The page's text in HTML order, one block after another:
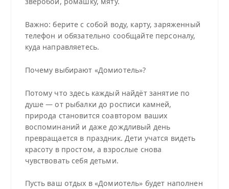
Важно: берите с собой воду, карту, заряженный
телефон и обязательно сообщайте персоналу,
куда направляетесь.
Почему выбирают «Домиотель»?
Потому что здесь каждый найдёт занятие по
душе — от рыбалки до росписи камней,
природа становится соавтором ваших
воспоминаний и даже дождливый день
превращается в праздник. Дети учатся видеть
красоту в простом, а взрослые снова
чувствовать себя детьми.
Пусть ваш отдых в «Домиотель» будет наполнен